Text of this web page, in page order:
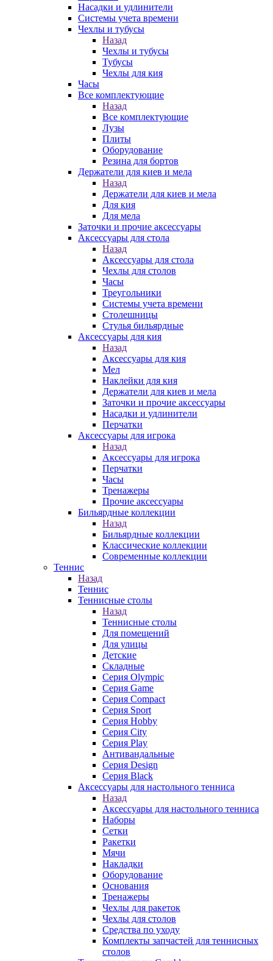
Насадки и удлинители
Системы учета времени
Чехлы и тубусы
Назад
Чехлы и тубусы
Тубусы
Чехлы для кия
Часы
Все комплектующие
Назад
Все комплектующие
Лузы
Плиты
Оборудование
Резина для бортов
Держатели для киев и мела
Назад
Держатели для киев и мела
Для кия
Для мела
Заточки и прочие аксессуары
Аксессуары для стола
Назад
Аксессуары для стола
Чехлы для столов
Часы
Треугольники
Системы учета времени
Столешницы
Стулья бильярдные
Аксессуары для кия
Назад
Аксессуары для кия
Мел
Наклейки для кия
Держатели для киев и мела
Заточки и прочие аксессуары
Насадки и удлинители
Перчатки
Аксессуары для игрока
Назад
Аксессуары для игрока
Перчатки
Часы
Тренажеры
Прочие аксессуары
Бильярдные коллекции
Назад
Бильярдные коллекции
Классические коллекции
Современные коллекции
Теннис
Назад
Теннис
Теннисные столы
Назад
Теннисные столы
Для помещений
Для улицы
Детские
Складные
Серия Olympic
Серия Game
Серия Compact
Серия Sport
Серия Hobby
Серия City
Серия Play
Антивандальные
Серия Design
Серия Black
Аксессуары для настольного тенниса
Назад
Аксессуары для настольного тенниса
Наборы
Сетки
Ракетки
Мячи
Накладки
Оборудование
Основания
Тренажеры
Чехлы для ракеток
Чехлы для столов
Средства по уходу
Комплекты запчастей для теннисных
столов